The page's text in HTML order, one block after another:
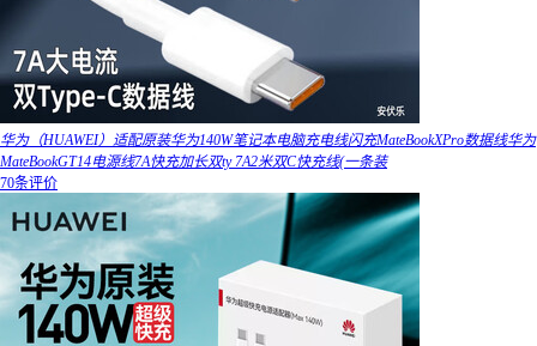
华为（HUAWEI）适配原装华为140W笔记本电脑充电线闪充MateBookXPro数据线华为
MateBookGT14电源线7A快充加长双ty 7A2米双C快充线(一条装
70条评价